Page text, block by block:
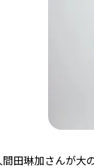
間田琳加さんが